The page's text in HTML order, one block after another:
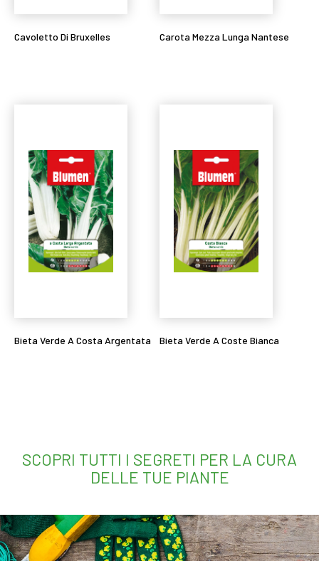
Cavoletto Di Bruxelles Carota Mezza Lunga Nantese
Bieta Verde A Costa Argentata Bieta Verde A Coste Bianca
SCOPRI TUTTI I SEGRETI PER LA CURA
DELLE TUE PIANTE